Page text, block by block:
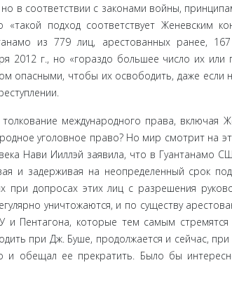
в соответствии с законами войны,
подход соответствует Женевским
из 779 лиц, арестованных ранее,
2012 г., но «гораздо большее число их или
опасными, чтобы их освободить, даже если
междуна­родного права, включая
уголовное право? Но мир смотрит на
Нави Ииллэй заявила, что в Гуантанамо
и задерживая на неопределенный срок
при допросах этих лиц с разрешения
уничтожаются, и по существу
и Пентагона, которые тем самым стремятся
при Дж. Буше, продолжается и сейчас,
и обещал ее прекратить. Было бы